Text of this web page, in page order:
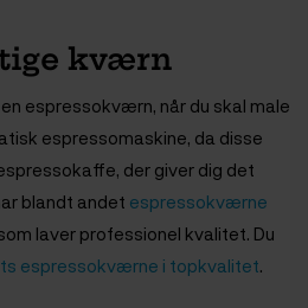
kværn
espressokværn, når du skal male
espressomaskine, da disse
der giver dig det
blandt andet espressokværne
laver professionel kvalitet. Du
espressokværne i topkvalitet.